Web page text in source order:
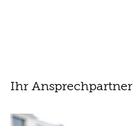
Ihr Ansprechpartner